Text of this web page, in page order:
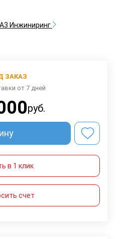
Инжиниринг
ЗАКАЗ
от 7 дней
руб.
в 1 клик
счет